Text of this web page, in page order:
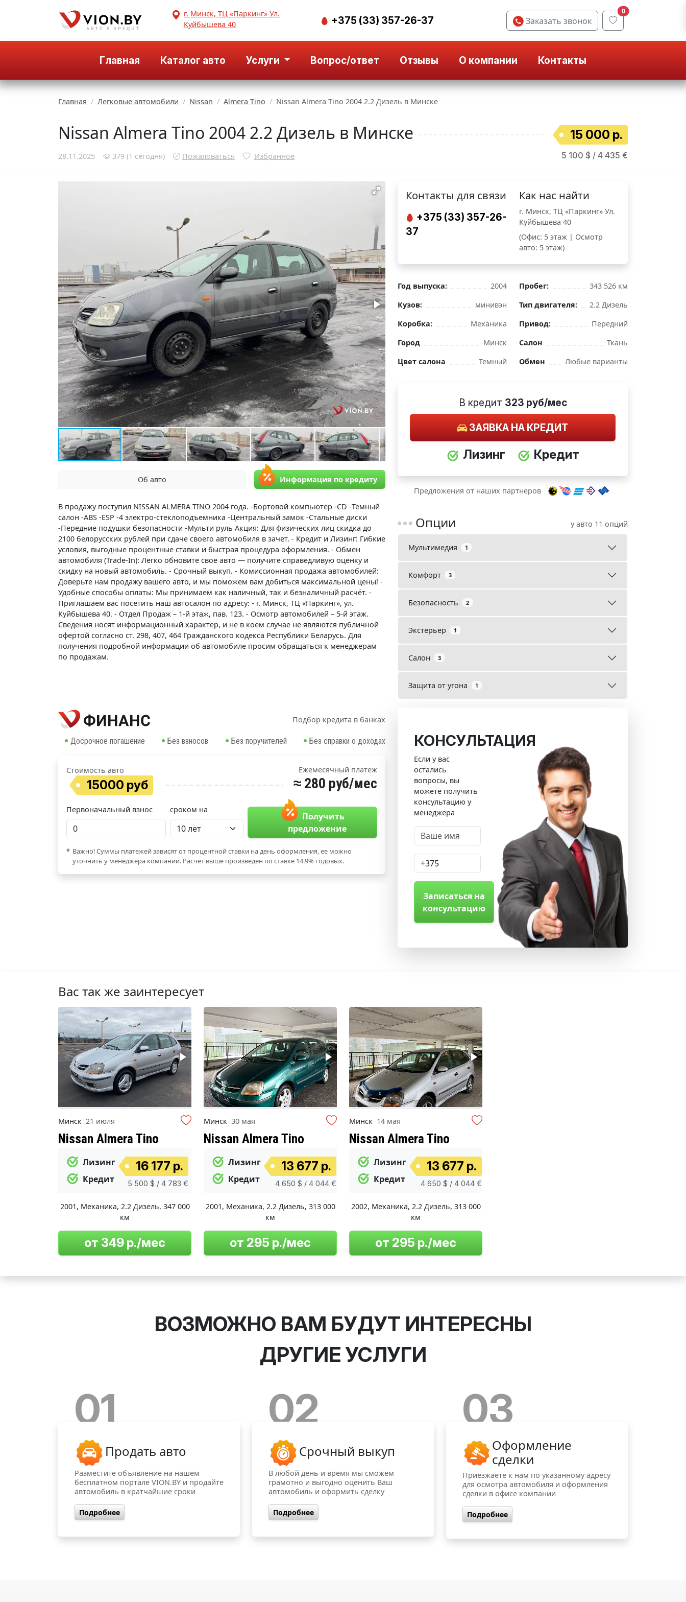
г. Минск, ТЦ «Паркинг» Ул.
Куйбышева 40
+375 (33) 357-26-37 Заказать звонок
0
Главная Каталог авто Услуги Вопрос/ответ Отзывы О компании Контакты
Главная Легковые автомобили Nissan Almera Tino Nissan Almera Tino 2004 2.2 Дизель в Минске
Nissan Almera Tino 2004 2.2 Дизель в Минске 15 000 р.
28.11.2025 379 (1 сегодня) Пожаловаться Избранное 5 100 $ / 4 435 €
Об авто Информация по кредиту
В продажу поступил NISSAN ALMERA TINO 2004 года. -Бортовой компьютер -CD -Темный
салон -ABS -ESP -4 электро-стеклоподъемника -Центральный замок -Стальные диски
-Передние подушки безопасности -Мульти руль Акция: Для физических лиц скидка до
2100 белорусских рублей при сдаче своего автомобиля в зачет. - Кредит и Лизинг: Гибкие
условия, выгодные процентные ставки и быстрая процедура оформления. - Обмен
автомобиля (Trade-In): Легко обновите свое авто — получите справедливую оценку и
скидку на новый автомобиль. - Срочный выкуп. - Комиссионная продажа автомобилей:
Доверьте нам продажу вашего авто, и мы поможем вам добиться максимальной цены! -
Удобные способы оплаты: Мы принимаем как наличный, так и безналичный расчёт. -
Приглашаем вас посетить наш автосалон по адресу: - г. Минск, ТЦ «Паркинг», ул.
Куйбышева 40. - Отдел Продаж – 1-й этаж, пав. 123. - Осмотр автомобилей – 5-й этаж.
Сведения носят информационный характер, и не в коем случае не являются публичной
офертой согласно ст. 298, 407, 464 Гражданского кодекса Республики Беларусь. Для
получения подробной информации об автомобиле просим обращаться к менеджерам
по продажам.
Контакты для связи
+375 (33) 357-26-
37
Как нас найти
г. Минск, ТЦ «Паркинг» Ул.
Куйбышева 40
(Офис: 5 этаж | Осмотр
авто: 5 этаж)
Год выпуска: 2004 Пробег:
343 526 км
Кузов:
минивэн Тип двигателя:
2.2 Дизель
Коробка:
Механика Привод:
Передний
Город
Минск Салон
Ткань
Цвет салона
Темный Обмен Любые варианты
В кредит 323 руб/мес
ЗАЯВКА НА КРЕДИТ
Лизинг Кредит
Предложения от наших партнеров
Опции у авто 11 опций
Мультимедия 1
Комфорт 3
Безопасность 2
Экстерьер 1
Салон 3
Защита от угона 1
Подбор кредита в банках
Досрочное погашение Без взносов Без поручителей Без справки о доходах
Стоимость авто
15000 руб
Ежемесячный платеж
≈ 280 руб/мес
Первоначальный взнос сроком на
Получить
предложение
* Важно! Суммы платежей зависят от процентной ставки на день оформления, ее можно
уточнить у менеджера компании. Расчет выше произведен по ставке 14.9% годовых.
КОНСУЛЬТАЦИЯ
Если у вас
остались
вопросы, вы
можете получить
консультацию у
менеджера
Записаться на
консультацию
Вас так же заинтересует
Минск 21 июля
Nissan Almera Tino
Лизинг
Кредит
16 177 р.
5 500 $ / 4 783 €
2001, Механика, 2.2 Дизель, 347 000
км
от 349 р./мес
Минск 30 мая
Nissan Almera Tino
Лизинг
Кредит
13 677 р.
4 650 $ / 4 044 €
2001, Механика, 2.2 Дизель, 313 000
км
от 295 р./мес
Минск 14 мая
Nissan Almera Tino
Лизинг
Кредит
13 677 р.
4 650 $ / 4 044 €
2002, Механика, 2.2 Дизель, 313 000
км
от 295 р./мес
ВОЗМОЖНО ВАМ БУДУТ ИНТЕРЕСНЫ
ДРУГИЕ УСЛУГИ
01
Продать авто
Разместите объявление на нашем
бесплатном портале VION.BY и продайте
автомобиль в кратчайшие сроки
Подробнее
02
Срочный выкуп
В любой день и время мы сможем
грамотно и выгодно оценить Ваш
автомобиль и оформить сделку
Подробнее
03
Оформление
сделки
Приезжаете к нам по указанному адресу
для осмотра автомобиля и оформления
сделки в офисе компании
Подробнее